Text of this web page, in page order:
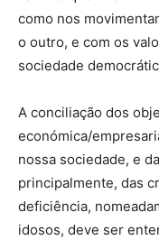
como nos
o outro, e com os
sociedade
A conciliação dos
económica/
nossa sociedade, e
principalmente, das
deficiência,
idosos, deve ser